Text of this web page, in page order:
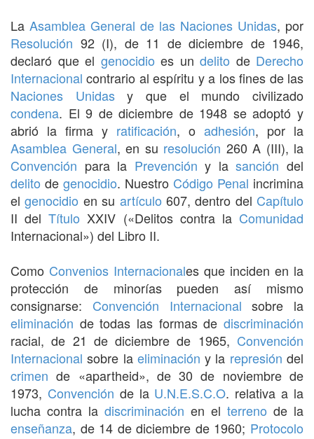
La Asamblea General de las Naciones Unidas, por
Resolución 92 (I), de 11 de diciembre de 1946,
declaró que el genocidio es un delito de Derecho
Internacional contrario al espíritu y a los fines de las
Naciones Unidasy que el mundo civilizado
condena. El 9 de diciembre de 1948 se adoptó y
abrió la firma y ratificación, o adhesión, por la
Asamblea General, en su resolución 260 A (III), la
Convención para la Prevención y lasanción del
delito de genocidio. Nuestro Código Penal incrimina
elgenocidio en su artículo 607, dentro del Capítulo
II delTítulo XXIV («Delitos contra la Comunidad
Internacional») del Libro II.
Como Convenios Internacionales que inciden en la
protección de minorías pueden así mismo
consignarse: Convención Internacional sobre la
eliminación de todas las formas de discriminación
racial, de 21 de diciembre de 1965, Convención
Internacional sobre la eliminación y la represión del
crimen de «apartheid», de 30 de noviembre de
1973, Convención de la U.N.E.S.C.O. relativa a la
lucha contra la discriminación en el terreno de la
enseñanza, de 14 de diciembre de 1960; Protocolo